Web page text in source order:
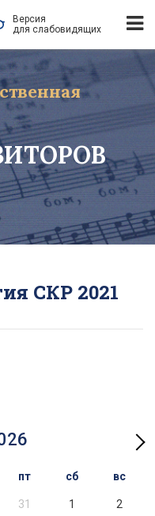
Версия
для слабовидящих
СКР 2021
пт сб вс
31 1 2